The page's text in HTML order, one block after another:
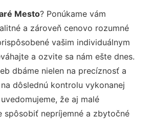
Mesto? Ponúkame vám
a zároveň cenovo rozumné
vašim individuálnym
a ozvite sa nám ešte dnes.
dbáme nielen na precíznosť a
dôslednú kontrolu vykonanej
že aj malé
spôsobiť nepríjemné a zbytočné